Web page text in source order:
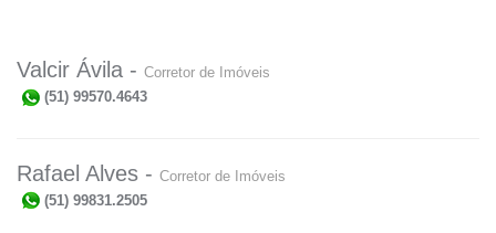
Valcir Ávila - Corretor de Imóveis
(51) 99570.4643
Rafael Alves - Corretor de Imóveis
(51) 99831.2505